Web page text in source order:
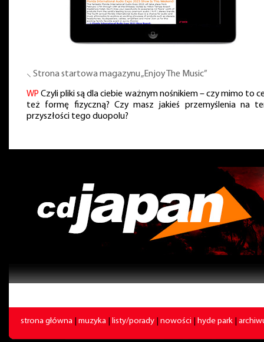
⸜ Strona startowa magazynu „Enjoy The Music”
WP Czyli pliki są dla ciebie ważnym nośnikiem – czy mimo to
też formę fizyczną? Czy masz jakieś przemyślenia na
przyszłości tego duopolu?
strona główna muzyka listy/porady nowości hyde park